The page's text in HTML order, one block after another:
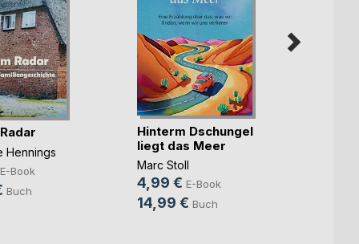
Hennings
E-Book
Buch
Hinterm Dschungel
liegt das Meer
Marc Stoll
4,99 € E-Book
14,99 € Buch